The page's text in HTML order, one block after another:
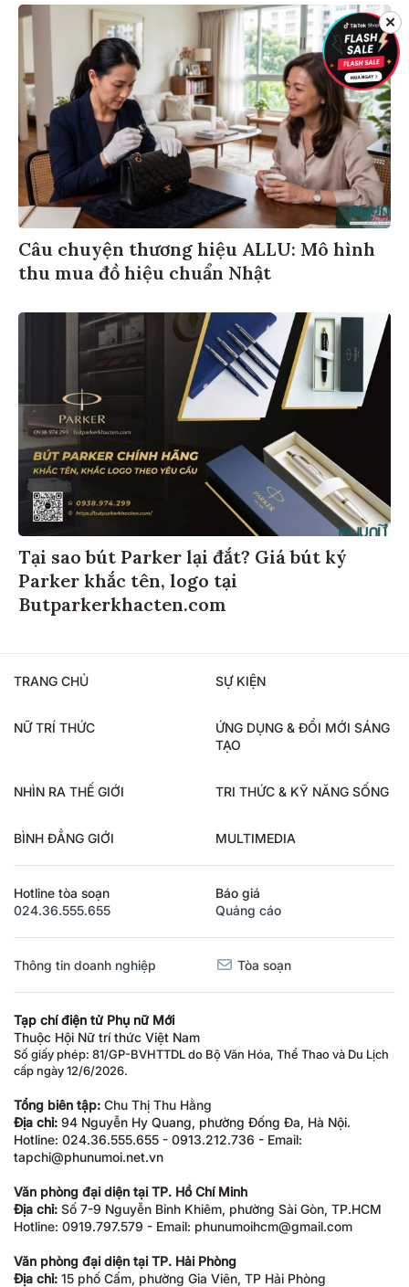
Câu chuyện thương hiệu ALLU: Mô hình
thu mua đồ hiệu chuẩn Nhật
Tại sao bút Parker lại đắt? Giá bút ký
Parker khắc tên, logo tại
Butparkerkhacten.com
TRANG CHỦ SỰ KIỆN
NỮ TRÍ THỨC
ỨNG DỤNG & ĐỔI MỚI SÁNG
TẠO
NHÌN RA THẾ GIỚI TRI THỨC & KỸ NĂNG SỐNG
BÌNH ĐẲNG GIỚI MULTIMEDIA
Hotline tòa soạn
024.36.555.655
Báo giá
Quảng cáo
Thông tin doanh nghiệp Tòa soạn
Tạp chí điện tử Phụ nữ Mới
Thuộc Hội Nữ trí thức Việt Nam
Số giấy phép: 81/GP-BVHTTDL do Bộ Văn Hóa, Thể Thao và Du Lịch
cấp ngày 12/6/2026.
Tổng biên tập: Chu Thị Thu Hằng
Địa chỉ: 94 Nguyễn Hy Quang, phường Đống Đa, Hà Nội.
Hotline: 024.36.555.655 - 0913.212.736 - Email:
tapchi@phunumoi.net.vn
Văn phòng đại diện tại TP. Hồ Chí Minh
Địa chỉ: Số 7-9 Nguyễn Bỉnh Khiêm, phường Sài Gòn, TP.HCM
Hotline: 0919.797.579 - Email: phunumoihcm@gmail.com
Văn phòng đại diện tại TP. Hải Phòng
Địa chỉ: 15 phố Cấm, phường Gia Viên, TP Hải Phòng
✕